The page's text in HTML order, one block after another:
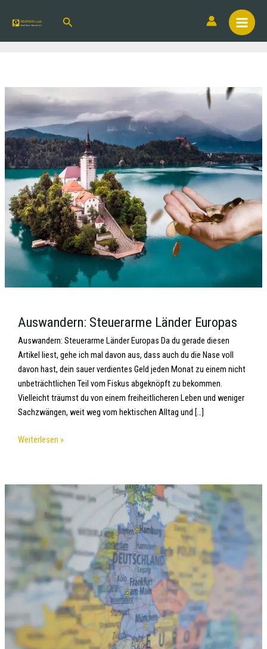
Auswandern: Steuerarme Länder Europas
Auswandern: Steuerarme Länder Europas Da du gerade diesen
Artikel liest, gehe ich mal davon aus, dass auch du die Nase voll
davon hast, dein sauer verdientes Geld jeden Monat zu einem nicht
unbeträchtlichen Teil vom Fiskus abgeknöpft zu bekommen.
Vielleicht träumst du von einem freiheitlicheren Leben und weniger
Sachzwängen, weit weg vom hektischen Alltag und […]
Weiterlesen »